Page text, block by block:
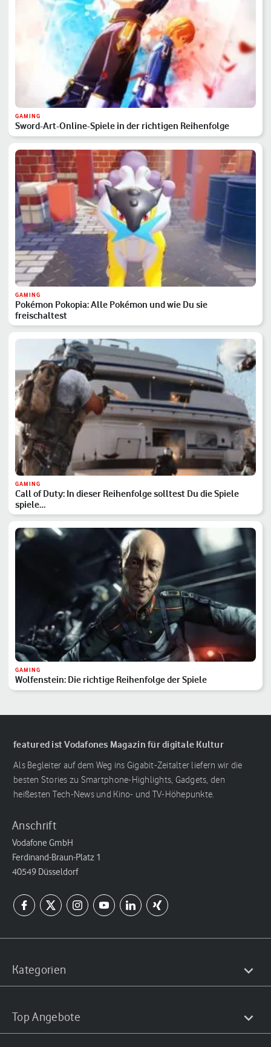
GAMING
Sword-Art-Online-Spiele in der richtigen Reihenfolge
GAMING
Pokémon Pokopia: Alle Pokémon und wie Du sie
freischaltest
GAMING
Call of Duty: In dieser Reihenfolge solltest Du die Spiele
spiele…
GAMING
Wolfenstein: Die richtige Reihenfolge der Spiele
featured ist Vodafones Magazin für digitale Kultur
Als Begleiter auf dem Weg ins Gigabit-Zeitalter liefern wir die
besten Stories zu Smartphone-Highlights, Gadgets, den
heißesten Tech-News und Kino- und TV-Höhepunkte.
Anschrift
Vodafone GmbH
Ferdinand-Braun-Platz 1
40549 Düsseldorf
Kategorien
Top Angebote